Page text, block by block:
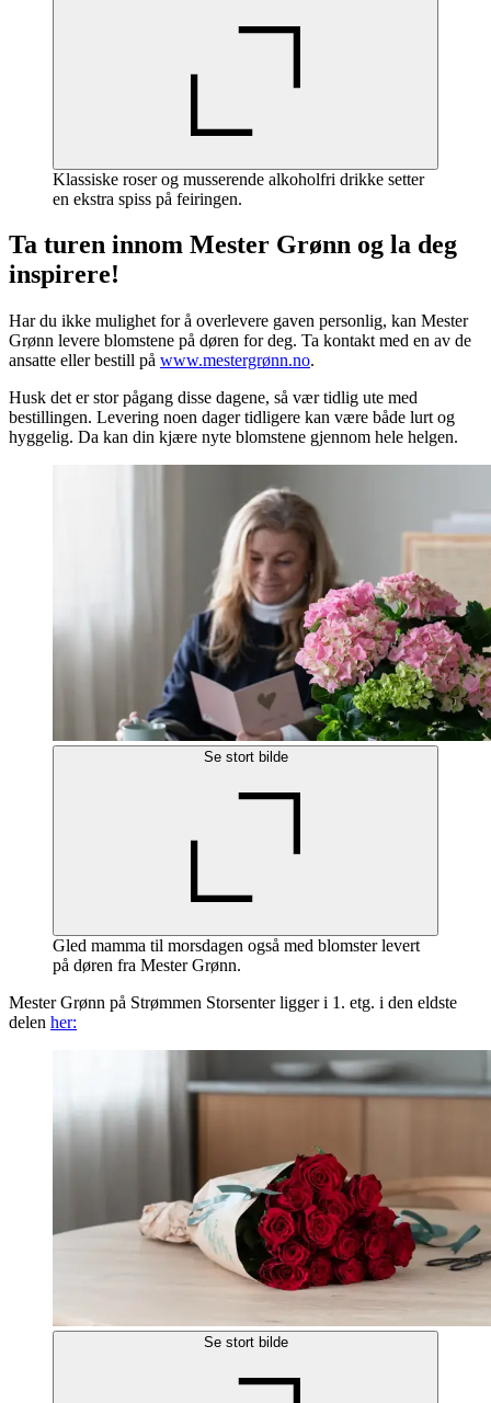
Klassiske roser og musserende alkoholfri drikke setter
en ekstra spiss på feiringen.
Ta turen innom Mester Grønn og la deg
inspirere!
Har du ikke mulighet for å overlevere gaven personlig, kan Mester
Grønn levere blomstene på døren for deg. Ta kontakt med en av de
ansatte eller bestill på www.mestergrønn.no.
Husk det er stor pågang disse dagene, så vær tidlig ute med
bestillingen. Levering noen dager tidligere kan være både lurt og
hyggelig. Da kan din kjære nyte blomstene gjennom hele helgen.
Se stort bilde
Gled mamma til morsdagen også med blomster levert
på døren fra Mester Grønn.
Mester Grønn på Strømmen Storsenter ligger i 1. etg. i den eldste
delen her:
Se stort bilde